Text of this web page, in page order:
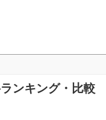
ンキング・比較